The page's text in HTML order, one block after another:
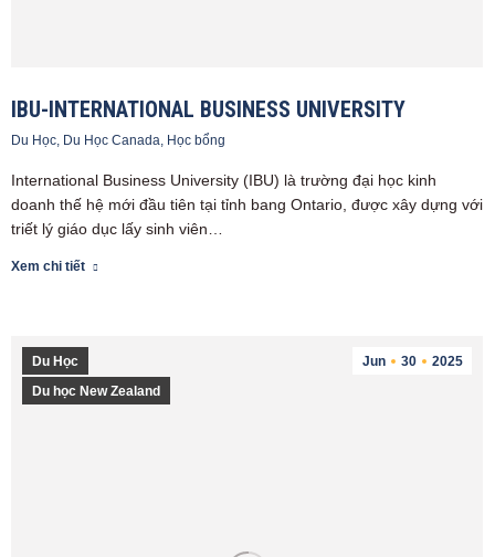
IBU-INTERNATIONAL BUSINESS UNIVERSITY
Du Học, Du Học Canada, Học bổng
International Business University (IBU) là trường đại học kinh
doanh thế hệ mới đầu tiên tại tỉnh bang Ontario, được xây dựng với
triết lý giáo dục lấy sinh viên…
Xem chi tiết
Jun 30 2025
Du Học
Du học New Zealand